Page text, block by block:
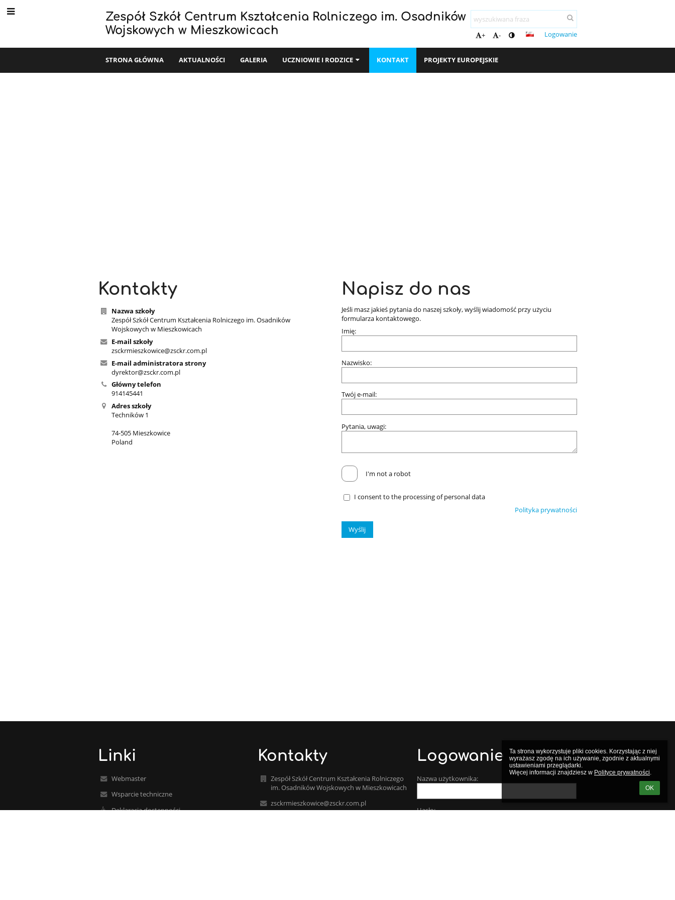
Ta strona wykorzystuje pliki cookies. Korzystając z niej
wyrażasz zgodę na ich używanie, zgodnie z aktualnymi
ustawieniami przeglądarki.
Więcej informacji znajdziesz w Polityce prywatności.
OK
Zespół Szkół Centrum Kształcenia Rolniczego im. Osadników
Wojskowych w Mieszkowicach
+ - Logowanie
STRONA GŁÓWNA AKTUALNOŚCI GALERIA UCZNIOWIE I RODZICE KONTAKT PROJEKTY EUROPEJSKIE
Kontakty
Nazwa szkoły
Zespół Szkół Centrum Kształcenia Rolniczego im. Osadników
Wojskowych w Mieszkowicach
E-mail szkoły
zsckrmieszkowice@zsckr.com.pl
E-mail administratora strony
dyrektor@zsckr.com.pl
Główny telefon
914145441
Adres szkoły
Techników 1
74-505 Mieszkowice
Poland
Napisz do nas
Jeśli masz jakieś pytania do naszej szkoły, wyślij wiadomość przy użyciu
formularza kontaktowego.
Imię:
Nazwisko:
Twój e-mail:
Pytania, uwagi:
I'm not a robot
I consent to the processing of personal data
Polityka prywatności
Linki
Webmaster
Wsparcie techniczne
Deklaracja dostępności
Kontakty
Zespół Szkół Centrum Kształcenia Rolniczego
im. Osadników Wojskowych w Mieszkowicach
zsckrmieszkowice@zsckr.com.pl
Logowanie
Nazwa użytkownika:
Hasło: